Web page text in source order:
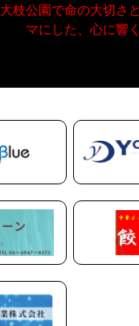
枝公園で命の大切さ
マにした、心に響